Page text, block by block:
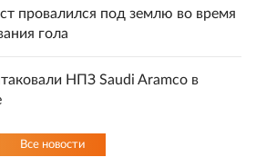
провалился под землю во время
гола
НПЗ Saudi Aramco в
Все новости